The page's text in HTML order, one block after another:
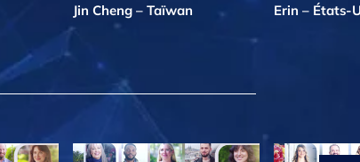
Jin Cheng – Taïwan Erin – États-